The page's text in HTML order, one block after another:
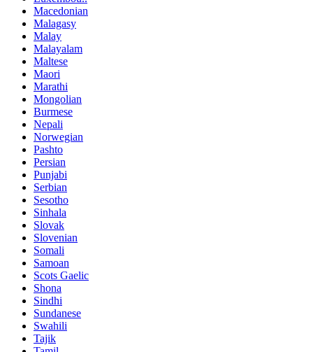
Macedonian
Malagasy
Malay
Malayalam
Maltese
Maori
Marathi
Mongolian
Burmese
Nepali
Norwegian
Pashto
Persian
Punjabi
Serbian
Sesotho
Sinhala
Slovak
Slovenian
Somali
Samoan
Scots Gaelic
Shona
Sindhi
Sundanese
Swahili
Tajik